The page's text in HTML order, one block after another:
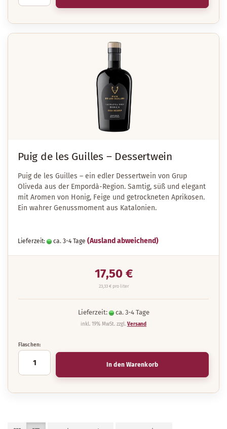
Puig de les Guilles – Dessertwein
Puig de les Guilles – ein edler Dessertwein von Grup
Oliveda aus der Empordà-Region. Samtig, süß und elegant
mit Aromen von Honig, Feige und getrockneten Aprikosen.
Ein wahrer Genussmoment aus Katalonien.
Lieferzeit: ca. 3-4 Tage (Ausland abweichend)
17,50 €
23,33 € pro liter
Lieferzeit: ca. 3-4 Tage
inkl. 19% MwSt. zzgl. Versand
Flaschen:
In den Warenkorb